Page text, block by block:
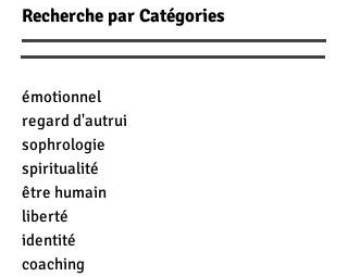
Recherche par Catégories
émotionnel
regard d'autrui
sophrologie
spiritualité
être humain
liberté
identité
coaching